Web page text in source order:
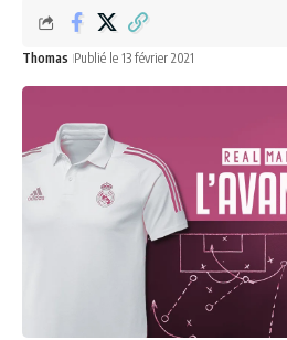
Thomas Publié le 13 février 2021